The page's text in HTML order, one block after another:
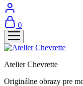
0
Atelier Chevrette
Originálne obrazy pre